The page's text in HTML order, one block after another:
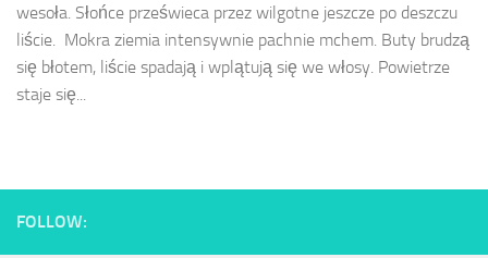
wesoła. Słońce prześwieca przez wilgotne jeszcze po deszczu
liście. Mokra ziemia intensywnie pachnie mchem. Buty brudzą
się błotem, liście spadają i wplątują się we włosy. Powietrze
staje się...
FOLLOW: